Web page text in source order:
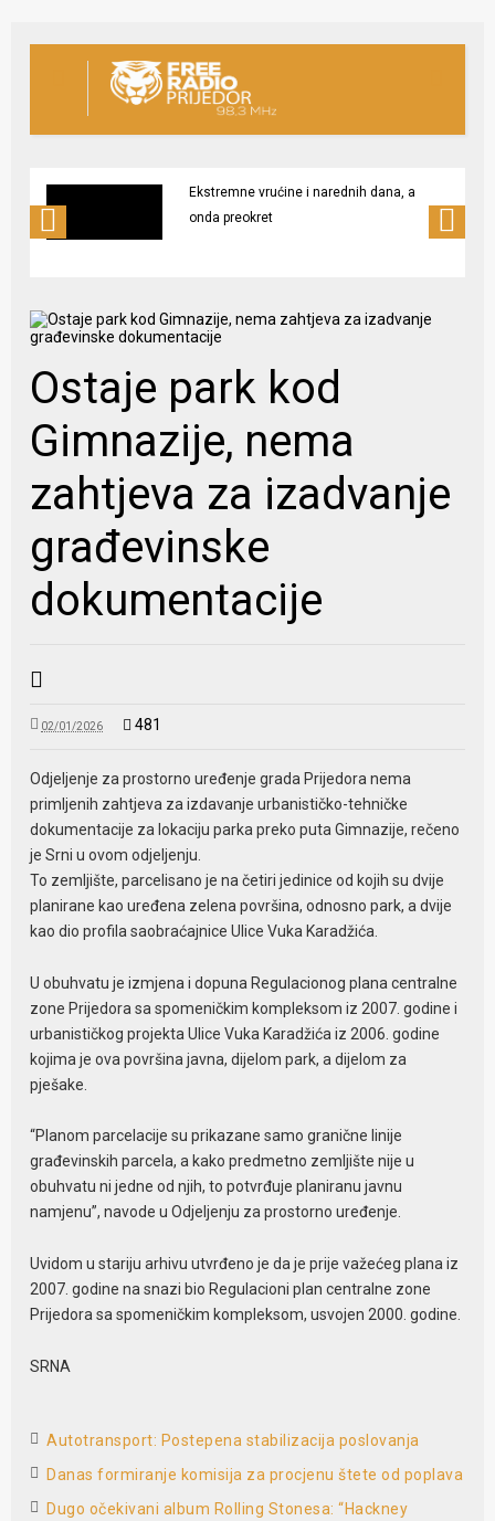
Ekstremne vrućine i narednih dana, a
onda preokret
Ostaje park kod
Gimnazije, nema
zahtjeva za izadvanje
građevinske
dokumentacije
02/01/2026 481
Odjeljenje za prostorno uređenje grada Prijedora nema
primljenih zahtjeva za izdavanje urbanističko-tehničke
dokumentacije za lokaciju parka preko puta Gimnazije, rečeno
je Srni u ovom odjeljenju.
To zemljište, parcelisano je na četiri jedinice od kojih su dvije
planirane kao uređena zelena površina, odnosno park, a dvije
kao dio profila saobraćajnice Ulice Vuka Karadžića.
U obuhvatu je izmjena i dopuna Regulacionog plana centralne
zone Prijedora sa spomeničkim kompleksom iz 2007. godine i
urbanističkog projekta Ulice Vuka Karadžića iz 2006. godine
kojima je ova površina javna, dijelom park, a dijelom za
pješake.
“Planom parcelacije su prikazane samo granične linije
građevinskih parcela, a kako predmetno zemljište nije u
obuhvatu ni jedne od njih, to potvrđuje planiranu javnu
namjenu”, navode u Odjeljenju za prostorno uređenje.
Uvidom u stariju arhivu utvrđeno je da je prije važećeg plana iz
2007. godine na snazi bio Regulacioni plan centralne zone
Prijedora sa spomeničkim kompleksom, usvojen 2000. godine.
SRNA
Autotransport: Postepena stabilizacija poslovanja
Danas formiranje komisija za procjenu štete od poplava
Dugo očekivani album Rolling Stonesa: “Hackney